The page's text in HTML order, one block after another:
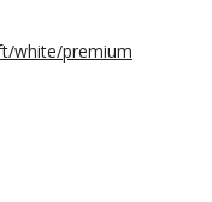
white/premium